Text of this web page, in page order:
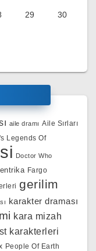
29 30
aile dramı Aile Sırları
Legends Of
Doctor Who
entrika Fargo
gerilim
karakter draması
kara mizah
karakterleri
People Of Earth